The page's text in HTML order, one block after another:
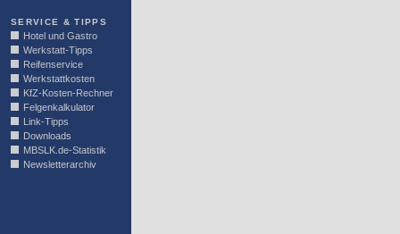
SERVICE & TIPPS
Hotel und Gastro
Werkstatt-Tipps
Reifenservice
Werkstattkosten
KfZ-Kosten-Rechner
Felgenkalkulator
Link-Tipps
Downloads
MBSLK.de-Statistik
Newsletterarchiv